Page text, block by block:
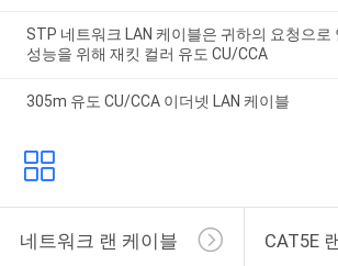
STP 네트워크 LAN 케이블은 귀하의 요청으로
성능을 위해 재킷 컬러 유도 CU/CCA
305m 유도 CU/CCA 이더넷 LAN 케이블
네트워크 랜 케이블 CAT5E